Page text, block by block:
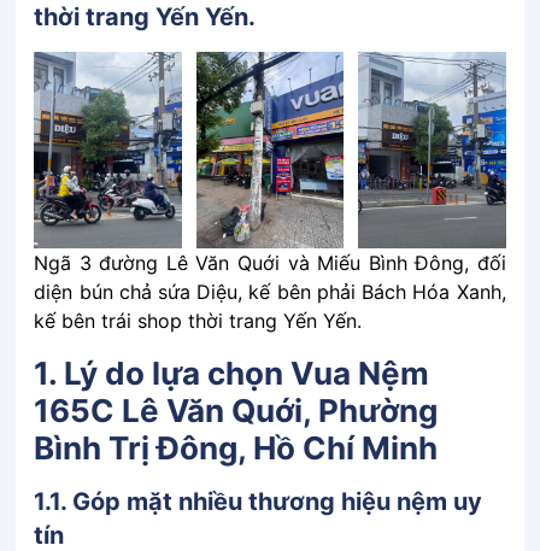
thời trang Yến Yến.
Ngã 3 đường Lê Văn Quới và Miếu Bình Đông, đối
diện bún chả sứa Diệu, kế bên phải Bách Hóa Xanh,
kế bên trái shop thời trang Yến Yến.
1. Lý do lựa chọn Vua Nệm
165C Lê Văn Quới, Phường
Bình Trị Đông, Hồ Chí Minh
1.1. Góp͏͏ mặt͏͏ nhiều͏͏ thương͏͏ hiệu͏͏ nệm͏͏ uy͏͏
tín